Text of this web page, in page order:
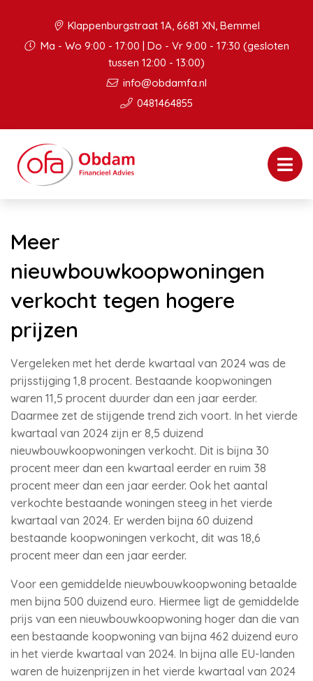
Klappenburgstraat 1A, 6681 XN, Bemmel
Ma - Wo 9:00 - 17:00 | Do - Vr 9:00 - 17:30 (gesloten
tussen 12:00 - 13:00)
info@obdamfa.nl
0481464855
Meer
nieuwbouwkoopwoningen
verkocht tegen hogere
prijzen
Vergeleken met het derde kwartaal van 2024 was de
prijsstijging 1,8 procent. Bestaande koopwoningen
waren 11,5 procent duurder dan een jaar eerder.
Daarmee zet de stijgende trend zich voort. In het vierde
kwartaal van 2024 zijn er 8,5 duizend
nieuwbouwkoopwoningen verkocht. Dit is bijna 30
procent meer dan een kwartaal eerder en ruim 38
procent meer dan een jaar eerder. Ook het aantal
verkochte bestaande woningen steeg in het vierde
kwartaal van 2024. Er werden bijna 60 duizend
bestaande koopwoningen verkocht, dit was 18,6
procent meer dan een jaar eerder.
Voor een gemiddelde nieuwbouwkoopwoning betaalde
men bijna 500 duizend euro. Hiermee ligt de gemiddelde
prijs van een nieuwbouwkoopwoning hoger dan die van
een bestaande koopwoning van bijna 462 duizend euro
in het vierde kwartaal van 2024. In bijna alle EU-landen
waren de huizenprijzen in het vierde kwartaal van 2024